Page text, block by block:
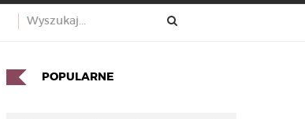
POPULARNE